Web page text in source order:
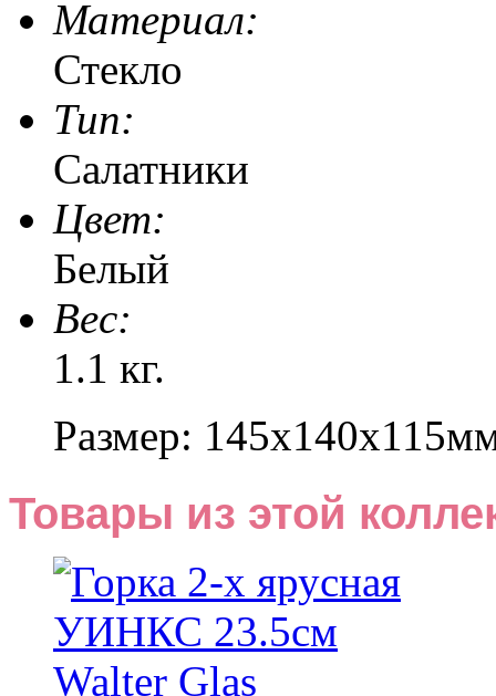
Материал:
Стекло
Тип:
Салатники
Цвет:
Белый
Веc:
1.1 кг.
Размер:
Товары из этой